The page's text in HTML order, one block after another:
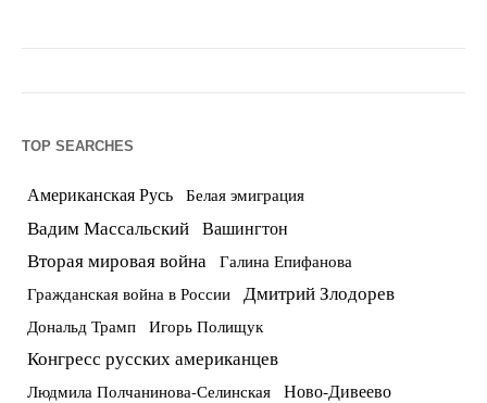
TOP SEARCHES
Американская Русь Белая эмиграция
Вадим Массальский Вашингтон
Вторая мировая война Галина Епифанова
Гражданская война в России Дмитрий Злодорев
Дональд Трамп Игорь Полищук
Конгресс русских американцев
Людмила Полчанинова-Селинская Ново-Дивеево